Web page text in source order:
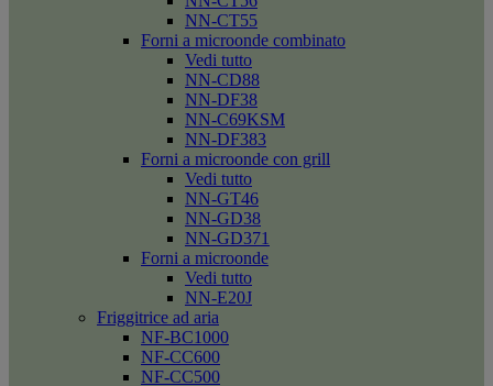
NN-CT55
Forni a microonde combinato
Vedi tutto
NN-CD88
NN-DF38
NN-C69KSM
NN-DF383
Forni a microonde con grill
Vedi tutto
NN-GT46
NN-GD38
NN-GD371
Forni a microonde
Vedi tutto
NN-E20J
Friggitrice ad aria
NF-BC1000
NF-CC600
NF-CC500